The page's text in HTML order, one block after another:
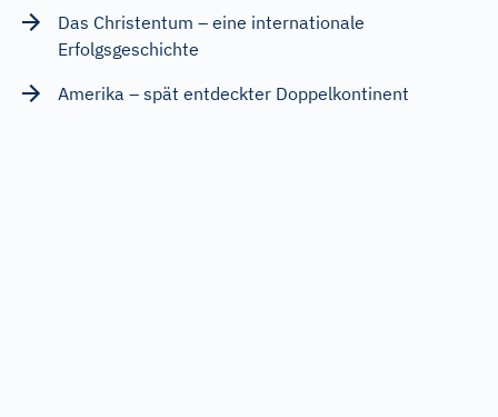
Das Christentum – eine internationale
Erfolgsgeschichte
Amerika – spät entdeckter Doppelkontinent